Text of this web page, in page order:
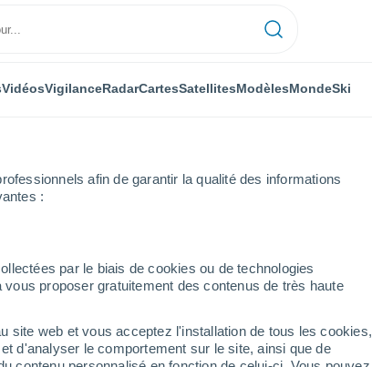
afin de garantir la qualité des informations
:
par le biais de cookies ou de technologies
proposer gratuitement des contenus de très haute
site web et vous acceptez l'installation de tous les cookies,
d'analyser le comportement sur le site, ainsi que de
VidéosVigilanceRadarCartesSatellitesModèlesMondeSki
en Inde